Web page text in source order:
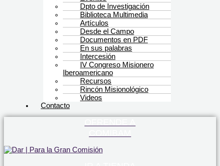
Dpto de Investigación
Biblioteca Multimedia
Artículos
Desde el Campo
Documentos en PDF
En sus palabras
Intercesión
IV Congreso Misionero
Iberoamericano
Recursos
Rincón Misionológico
Videos
Contacto